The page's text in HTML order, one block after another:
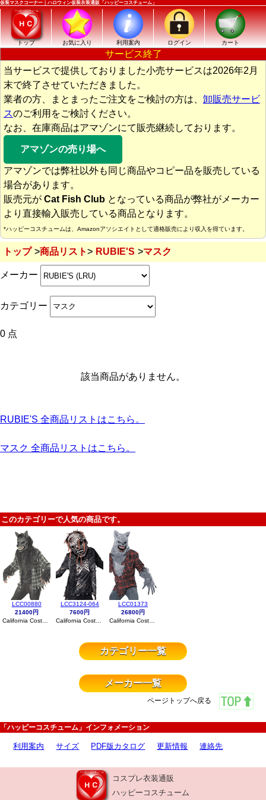
仮装マスクコーナー｜ハロウィン仮装衣装通販「ハッピーコスチューム」
トップ お気に入り 利用案内 ログイン カート
サービス終了
当サービスで提供しておりました小売サービスは2026年2月
末で終了させていただきました。
業者の方、まとまったご注文をご検討の方は、 卸販売サービ
スのご利用をご検討ください。
なお、在庫商品はアマゾンにて販売継続しております。
アマゾンの売り場へ
アマゾンでは弊社以外も同じ商品やコピー品を販売している
場合があります。
販売元が Cat Fish Club となっている商品が弊社がメーカー
より直接輸入販売している商品となります。
*ハッピーコスチュームは、Amazonアソシエイトとして適格販売により収入を得ています。
トップ 商品リスト RUBIE'S マスク
メーカー
カテゴリー
0 点
該当商品がありません。
RUBIE'S 全商品リストはこちら。
マスク 全商品リストはこちら。
このカテゴリーで人気の商品です。
LCC00880
21400円
California Costumes
LCC3124-064
7600円
California Costumes
LCC01373
26800円
California Costumes
カテゴリー一覧
メーカー一覧
ページトップへ戻る
「ハッピーコスチューム」インフォメーション
利用案内 サイズ PDF版カタログ 更新情報 連絡先
コスプレ衣装通販
ハッピーコスチューム